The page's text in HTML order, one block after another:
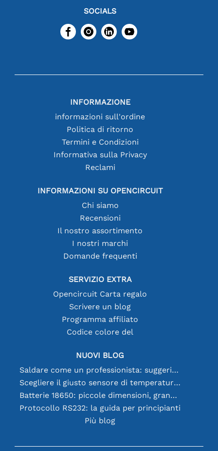
SOCIALS
INFORMAZIONE
informazioni sull'ordine
Politica di ritorno
Termini e Condizioni
Informativa sulla Privacy
Reclami
INFORMAZIONI SU OPENCIRCUIT
Chi siamo
Recensioni
Il nostro assortimento
I nostri marchi
Domande frequenti
SERVIZIO EXTRA
Opencircuit Carta regalo
Scrivere un blog
Programma affiliato
Codice colore del
NUOVI BLOG
Saldare come un professionista: suggerimenti per connessioni elettroniche perfette
Scegliere il giusto sensore di temperatura [youtube]
Batterie 18650: piccole dimensioni, grandi prestazioni
Protocollo RS232: la guida per principianti
Più blog